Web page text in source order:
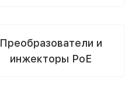
Преобразователи и
инжекторы PoE